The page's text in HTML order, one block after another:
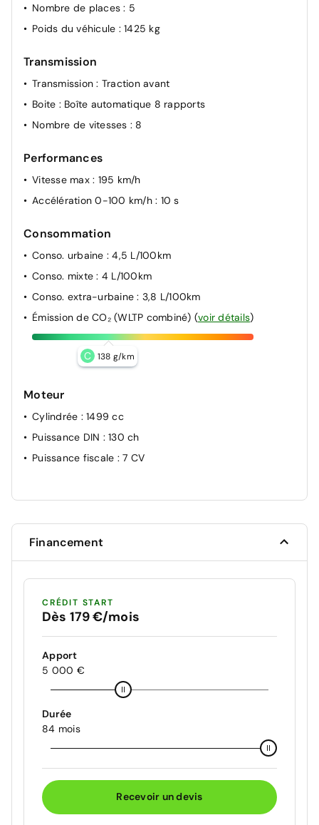
Nombre de places: 5
Poids du véhicule : 1425 kg
Transmission
Transmission: Traction avant
Boite : Boîte automatique 8 rapports
Nombre de vitesses : 8
Performances
Vitesse max : 195 km/h
Accélération 0-100 km/h : 10 s
Consommation
Conso. urbaine : 4,5 L/100km
Conso. mixte: 4 L/100km
Conso. extra-urbaine: 3,8 L/100km
Émission de CO₂ (WLTP combiné) (voir détails)
C 138 g/km
Moteur
Cylindrée : 1499 cc
Puissance DIN : 130 ch
Puissance fiscale : 7 CV
Financement
CRÉDIT START
Dès 179 €/mois
Apport
5 000 €
Durée
84 mois
Recevoir un devis